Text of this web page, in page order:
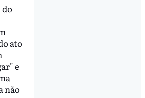
ato
e
não